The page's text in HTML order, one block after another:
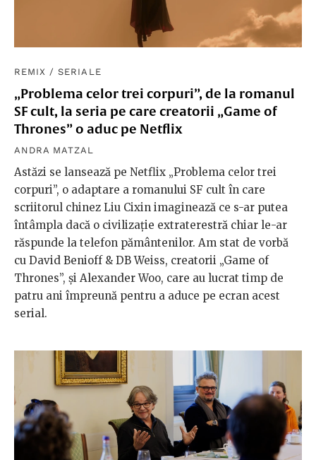
REMIX /SERIALE
„Problema celor trei corpuri”, de la romanul
SF cult, la seria pe care creatorii „Game of
Thrones” o aduc pe Netflix
ANDRA MATZAL
Astăzi se lansează pe Netflix „Problema celor trei
corpuri”, o adaptare a romanului SF cult în care
scriitorul chinez Liu Cixin imaginează ce s-ar putea
întâmpla dacă o civilizație extraterestră chiar le-ar
răspunde la telefon pământenilor. Am stat de vorbă
cu David Benioff & DB Weiss, creatorii „Game of
Thrones”, și Alexander Woo, care au lucrat timp de
patru ani împreună pentru a aduce pe ecran acest
serial.